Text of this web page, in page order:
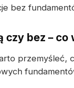
bez
czy bez – co
przemyśleć,